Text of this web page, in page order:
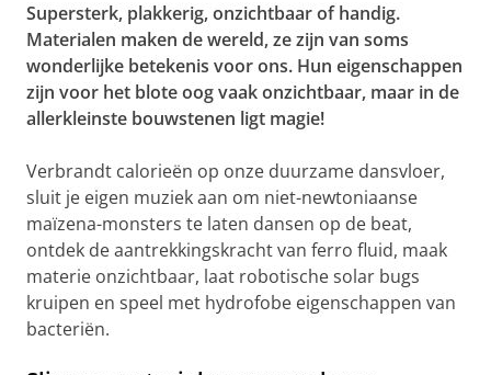
Supersterk, plakkerig, onzichtbaar of handig.
Materialen maken de wereld, ze zijn van soms
wonderlijke betekenis voor ons. Hun eigenschappen
zijn voor het blote oog vaak onzichtbaar, maar in de
allerkleinste bouwstenen ligt magie!
Verbrandt calorieën op onze duurzame dansvloer,
sluit je eigen muziek aan om niet-newtoniaanse
maïzena-monsters te laten dansen op de beat,
ontdek de aantrekkingskracht van ferro fluid, maak
materie onzichtbaar, laat robotische solar bugs
kruipen en speel met hydrofobe eigenschappen van
bacteriën.